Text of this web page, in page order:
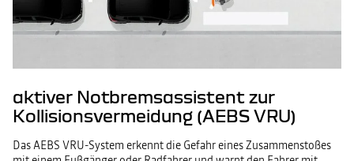
aktiver Notbremsassistent zur
Kollisionsvermeidung (AEBS VRU)
Das AEBS VRU-System erkennt die Gefahr eines Zusammenstoßes